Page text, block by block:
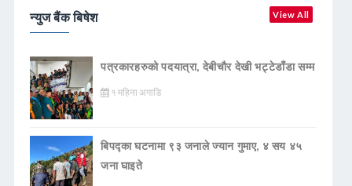
न्युज बैंक बिषेश View All
पत्रकारहरुको पदयात्रा, देबीचौर देखी भट्टेडाँडा सम्म
१ महिना अगाडि
बिपद्का घटनामा ९३ जनाले ज्यान गुमाए, ४ सय ४५
जना घाइते